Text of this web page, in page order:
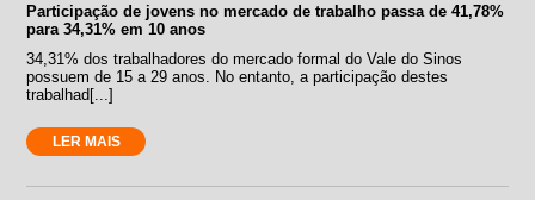
Participação de jovens no mercado de trabalho passa de 41,78%
para 34,31% em 10 anos
34,31% dos trabalhadores do mercado formal do Vale do Sinos
possuem de 15 a 29 anos. No entanto, a participação destes
trabalhad[...]
LER MAIS